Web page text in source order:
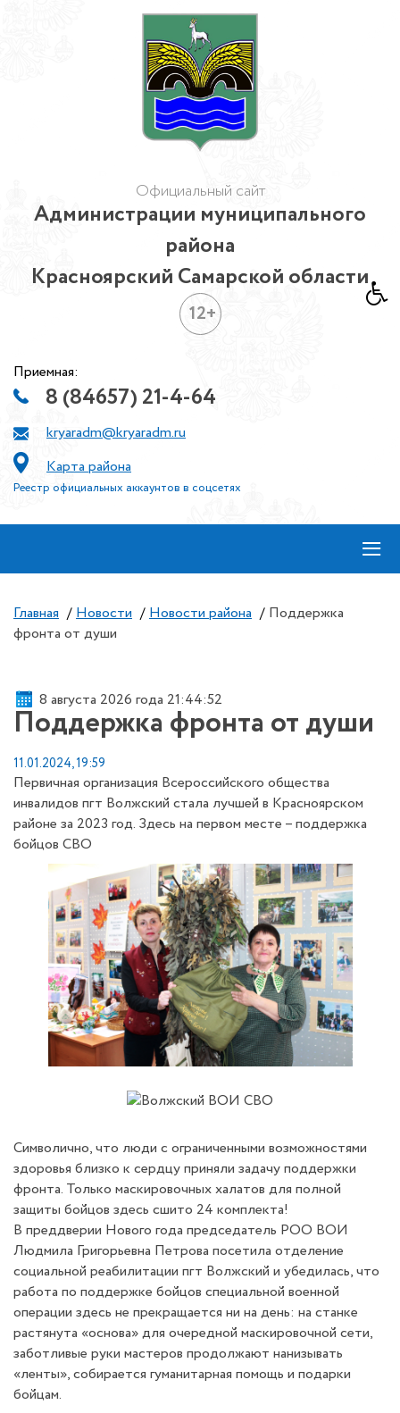
Официальный сайт
Администрации муниципального
района
Красноярский Самарской области
12+
Приемная:
8 (84657) 21-4-64
kryaradm@kryaradm.ru
Карта района
Реестр официальных аккаунтов в соцсетях
≡
Главная / Новости / Новости района / Поддержка
фронта от души
8 августа 2026 года 21:44:52
Поддержка фронта от души
11.01.2024, 19:59
Первичная организация Всероссийского общества
инвалидов пгт Волжский стала лучшей в Красноярском
районе за 2023 год. Здесь на первом месте – поддержка
бойцов СВО
Символично, что люди с ограниченными возможностями
здоровья близко к сердцу приняли задачу поддержки
фронта. Только маскировочных халатов для полной
защиты бойцов здесь сшито 24 комплекта!
В преддверии Нового года председатель РОО ВОИ
Людмила Григорьевна Петрова посетила отделение
социальной реабилитации пгт Волжский и убедилась, что
работа по поддержке бойцов специальной военной
операции здесь не прекращается ни на день: на станке
растянута «основа» для очередной маскировочной сети,
заботливые руки мастеров продолжают нанизывать
«ленты», собирается гуманитарная помощь и подарки
бойцам.